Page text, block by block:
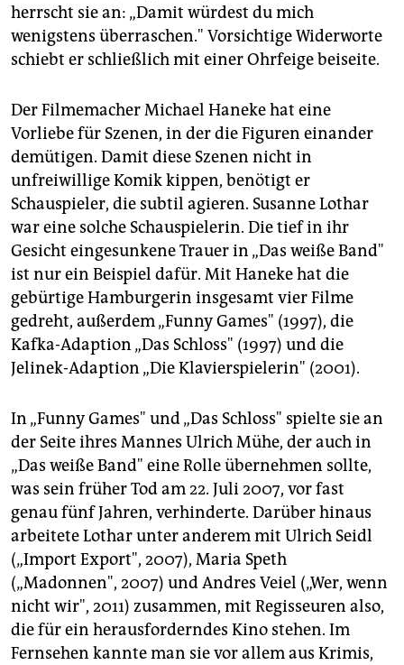
herrscht sie an: „Damit würdest du mich
wenigstens überraschen." Vorsichtige Widerworte
schiebt er schließlich mit einer Ohrfeige beiseite.
Der Filmemacher Michael Haneke hat eine
Vorliebe für Szenen, in der die Figuren einander
demütigen. Damit diese Szenen nicht in
unfreiwillige Komik kippen, benötigt er
Schauspieler, die subtil agieren. Susanne Lothar
war eine solche Schauspielerin. Die tief in ihr
Gesicht eingesunkene Trauer in „Das weiße Band"
ist nur ein Beispiel dafür. Mit Haneke hat die
gebürtige Hamburgerin insgesamt vier Filme
gedreht, außerdem „Funny Games" (1997), die
Kafka-Adaption „Das Schloss" (1997) und die
Jelinek-Adaption „Die Klavierspielerin" (2001).
In „Funny Games" und „Das Schloss" spielte sie an
der Seite ihres Mannes Ulrich Mühe, der auch in
„Das weiße Band" eine Rolle übernehmen sollte,
was sein früher Tod am 22. Juli 2007, vor fast
genau fünf Jahren, verhinderte. Darüber hinaus
arbeitete Lothar unter anderem mit Ulrich Seidl
(„Import Export", 2007), Maria Speth
(„Madonnen", 2007) und Andres Veiel („Wer, wenn
nicht wir", 2011) zusammen, mit Regisseuren also,
die für ein herausforderndes Kino stehen. Im
Fernsehen kannte man sie vor allem aus Krimis,